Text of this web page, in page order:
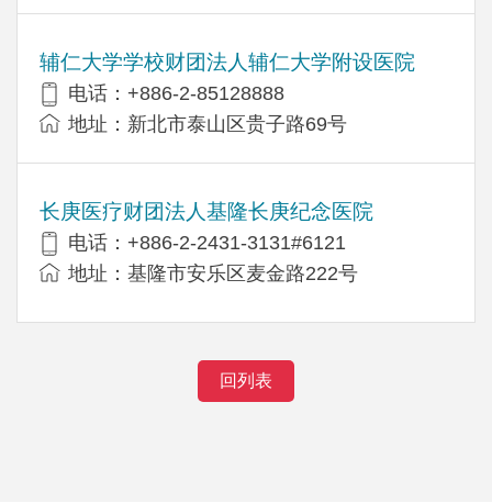
辅仁大学学校财团法人辅仁大学附设医院
电话：+886-2-85128888
地址：新北市泰山区贵子路69号
长庚医疗财团法人基隆长庚纪念医院
电话：+886-2-2431-3131#6121
地址：基隆市安乐区麦金路222号
回列表